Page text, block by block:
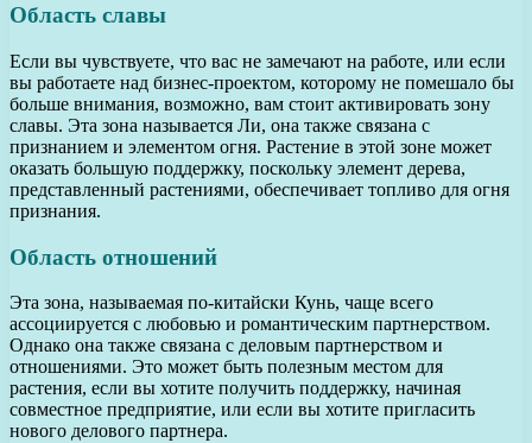
Область славы
Если вы чувствуете, что вас не замечают на работе, или если
вы работаете над бизнес-проектом, которому не помешало бы
больше внимания, возможно, вам стоит активировать зону
славы. Эта зона называется Ли, она также связана с
признанием и элементом огня. Растение в этой зоне может
оказать большую поддержку, поскольку элемент дерева,
представленный растениями, обеспечивает топливо для огня
признания.
Область отношений
Эта зона, называемая по-китайски Кунь, чаще всего
ассоциируется с любовью и романтическим партнерством.
Однако она также связана с деловым партнерством и
отношениями. Это может быть полезным местом для
растения, если вы хотите получить поддержку, начиная
совместное предприятие, или если вы хотите пригласить
нового делового партнера.